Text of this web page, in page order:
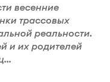
весенние
трассовых
реальности.
и их родителей